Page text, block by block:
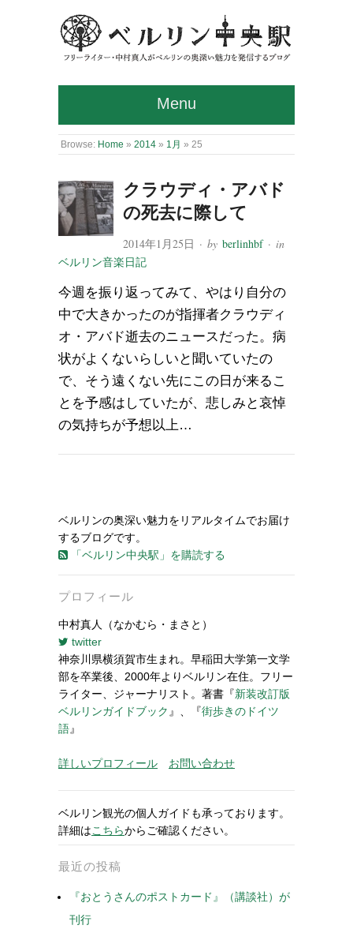
Menu
Browse: Home » 2014 » 1月 » 25
クラウディ・アバド
の死去に際して
2014年1月25日 · byberlinhbf· in
ベルリン音楽日記
今週を振り返ってみて、やはり自分の
中で大きかったのが指揮者クラウディ
オ・アバド逝去のニュースだった。病
状がよくないらしいと聞いていたの
で、そう遠くない先にこの日が来るこ
とを予感はしていたが、悲しみと哀悼
の気持ちが予想以上…
ベルリンの奥深い魅力をリアルタイムでお届け
するブログです。
「ベルリン中央駅」を購読する
プロフィール
中村真人（なかむら・まさと）
twitter
神奈川県横須賀市生まれ。早稲田大学第一文学
部を卒業後、2000年よりベルリン在住。フリー
ライター、ジャーナリスト。著書『新装改訂版
ベルリンガイドブック 』、『街歩きのドイツ
語』
詳しいプロフィール お問い合わせ
ベルリン観光の個人ガイドも承っております。
詳細はこちらからご確認ください。
最近の投稿
『おとうさんのポストカード』（講談社）が
刊行